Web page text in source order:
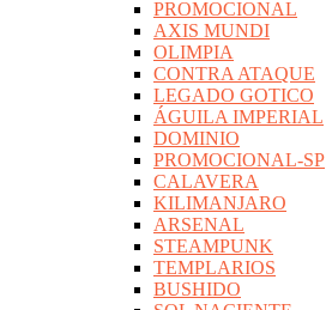
PROMOCIONAL
AXIS MUNDI
OLIMPIA
CONTRA ATAQUE
LEGADO GOTICO
ÁGUILA IMPERIAL
DOMINIO
PROMOCIONAL-SP
CALAVERA
KILIMANJARO
ARSENAL
STEAMPUNK
TEMPLARIOS
BUSHIDO